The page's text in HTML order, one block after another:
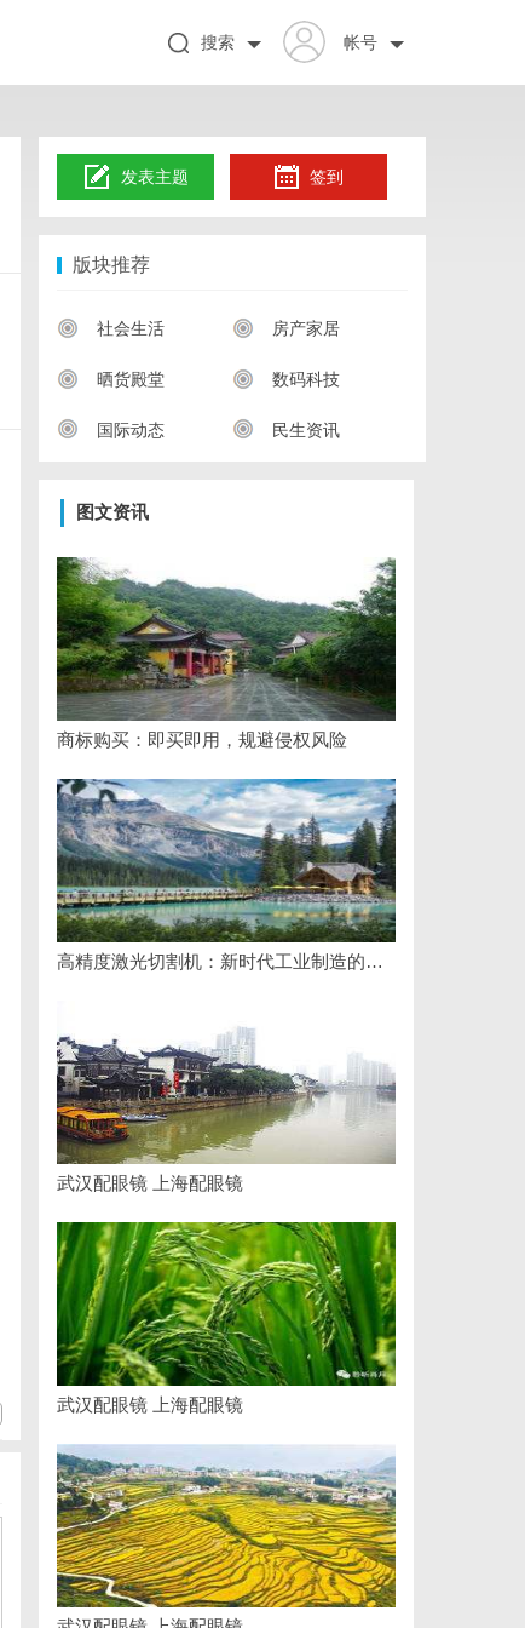
帐号
搜索
发表主题 签到
版块推荐
社会生活 房产家居
晒货殿堂 数码科技
国际动态 民生资讯
图文资讯
商标购买：即买即用，规避侵权风险
高精度激光切割机：新时代工业制造的革命者
武汉配眼镜 上海配眼镜
武汉配眼镜 上海配眼镜